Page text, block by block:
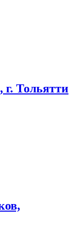
Тольятти